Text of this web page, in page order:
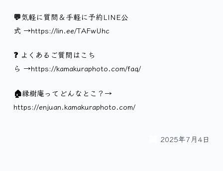
💬気軽に質問＆手軽に予約LINE公
式→https://lin.ee/TAFwUhc
❓ よくあるご質問はこち
ら →https://kamakuraphoto.com/faq/
🏠縁樹庵ってどんなとこ？→
https://enjuan.kamakuraphoto.com/
2025年7月4日